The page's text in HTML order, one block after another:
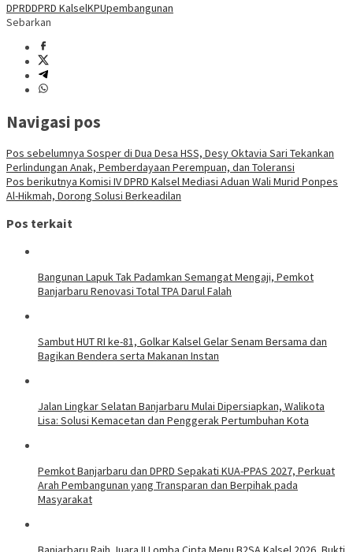
DPRDDPRD KalselKPUpembangunan
Sebarkan
Navigasi pos
Pos sebelumnya Sosper di Dua Desa HSS, Desy Oktavia Sari Tekankan
Perlindungan Anak, Pemberdayaan Perempuan, dan Toleransi
Pos berikutnya Komisi IV DPRD Kalsel Mediasi Aduan Wali Murid Ponpes
Al-Hikmah, Dorong Solusi Berkeadilan
Pos terkait
Bangunan Lapuk Tak Padamkan Semangat Mengaji, Pemkot
Banjarbaru Renovasi Total TPA Darul Falah
Sambut HUT RI ke-81, Golkar Kalsel Gelar Senam Bersama dan
Bagikan Bendera serta Makanan Instan
Jalan Lingkar Selatan Banjarbaru Mulai Dipersiapkan, Walikota
Lisa: Solusi Kemacetan dan Penggerak Pertumbuhan Kota
Pemkot Banjarbaru dan DPRD Sepakati KUA-PPAS 2027, Perkuat
Arah Pembangunan yang Transparan dan Berpihak pada
Masyarakat